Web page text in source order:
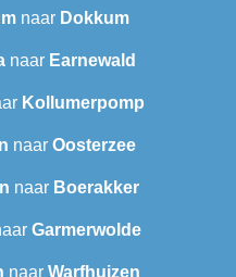
naar Dokkum
naar Earnewald
Kollumerpomp
naar Oosterzee
naar Boerakker
Garmerwolde
naar Warfhuizen